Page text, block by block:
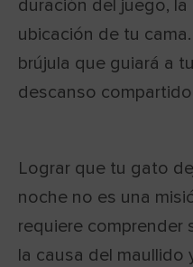
duración del juego,
ubicación de tu
brújula que guiará a
descanso
Lograr que tu gato
noche no es una
requiere comprender
la causa del maullido